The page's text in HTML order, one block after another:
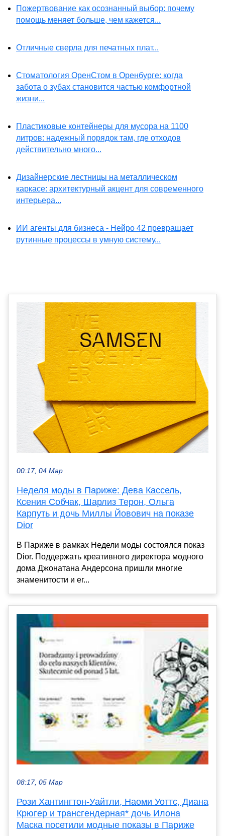
Пожертвование как осознанный выбор: почему
помощь меняет больше, чем кажется...
Отличные сверла для печатных плат...
Стоматология ОренСтом в Оренбурге: когда
забота о зубах становится частью комфортной
жизни...
Пластиковые контейнеры для мусора на 1100
литров: надежный порядок там, где отходов
действительно много...
Дизайнерские лестницы на металлическом
каркасе: архитектурный акцент для современного
интерьера...
ИИ агенты для бизнеса - Нейро 42 превращает
рутинные процессы в умную систему...
00:17, 04 Мар
Неделя моды в Париже: Дева Кассель,
Ксения Собчак, Шарлиз Терон, Ольга
Карпуть и дочь Миллы Йовович на показе
Dior
В Париже в рамках Недели моды состоялся показ
Dior. Поддержать креативного директора модного
дома Джонатана Андерсона пришли многие
знаменитости и ег...
08:17, 05 Мар
Рози Хантингтон-Уайтли, Наоми Уоттс, Диана
Крюгер и трансгендерная* дочь Илона
Маска посетили модные показы в Париже